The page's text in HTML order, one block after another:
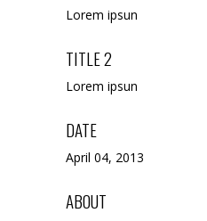
Lorem ipsun
TITLE 2
Lorem ipsun
DATE
April 04, 2013
ABOUT